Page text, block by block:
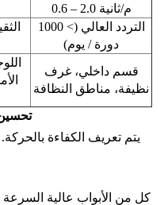
0.6 – 2.0 م/ثانية
التردد العالي (> 1000
دورة / يوم)
قسم داخلي، غرف
نظيفة، مناطق النظافة
يتم تعريف الكفاءة
كل من الأبواب عالية